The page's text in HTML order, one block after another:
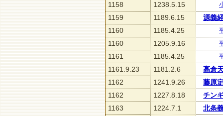
1158 1238.5.15
1159 1189.6.15
源義
1160
1185.4.25
1160 1205.9.16
1161 1185.4.25
1161.9.23 1181.2.6
高倉
1162
1241.9.26
藤原
1162
1227.8.18
チン
1163
1224.7.1
北条